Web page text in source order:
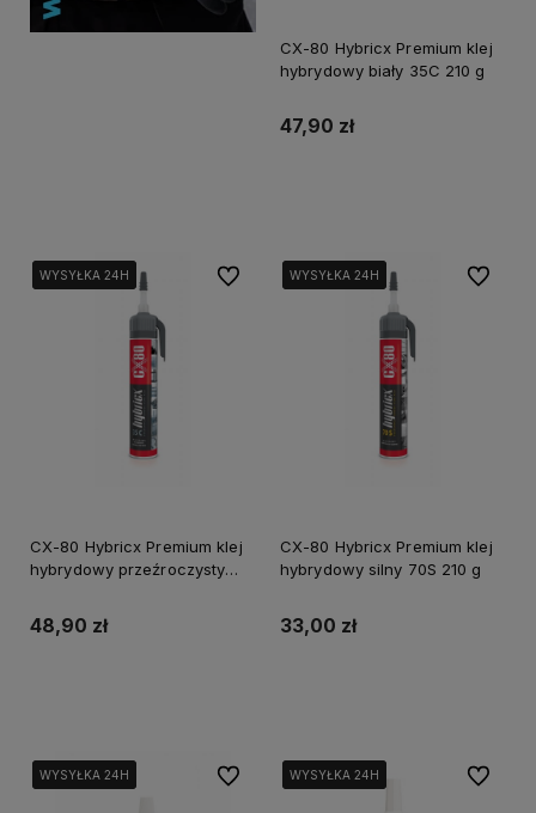
CX-80 Hybricx Premium klej
hybrydowy biały 35C 210 g
47,90 zł
WYSYŁKA 24H
WYSYŁKA 24H
WYSYŁKA 24H
CX-80 Hybricx Premium klej
hybrydowy przeźroczysty
48,90 zł
Do ulubionychWYSYŁKA 24H
WYSYŁKA 24H
WYSYŁKA 24H
CX-80 Hybricx Premium klej
hybrydowy silny 70S 210 g
33,00 zł
Do
WYSYŁKA 24H
WYSYŁKA 24H
WYSYŁKA 24H Do ulubionychWYSYŁKA 24H
WYSYŁKA 24H
WYSYŁKA 24H Do